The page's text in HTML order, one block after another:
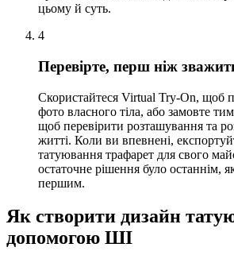
цьому й суть.
4
Перевірте, перш ніж
Скористайтеся Virtual Try-On, щоб
фото власного тіла, або замовте
щоб перевірити розташування та
житті. Коли ви впевнені,
татуювання трафарет для свого
остаточне рішення було останнім,
першим.
Як створити дизайн
допомогою ШІ